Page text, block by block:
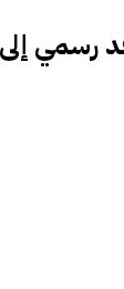
رسمي